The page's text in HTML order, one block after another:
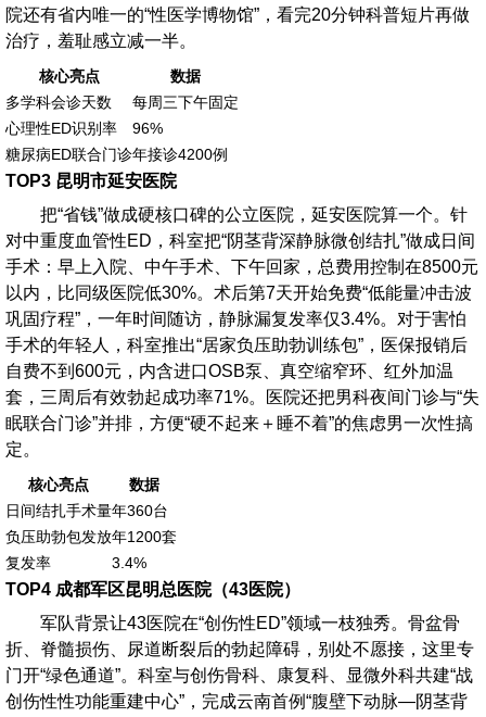
院还有省内唯一的“性医学博物馆”，看完20分钟科普短片再做
治疗，羞耻感立减一半。
核心亮点
数据
多学科会诊天数
每周三下午固定
心理性ED识别率
96%
糖尿病ED联合门诊年接诊4200例
TOP3 昆明市延安医院
把“省钱”做成硬核口碑的公立医院，延安医院算一个。针
对中重度血管性ED，科室把“阴茎背深静脉微创结扎”做成日间
手术：早上入院、中午手术、下午回家，总费用控制在8500元
以内，比同级医院低30%。术后第7天开始免费“低能量冲击波
巩固疗程”，一年时间随访，静脉漏复发率仅3.4%。对于害怕
手术的年轻人，科室推出“居家负压助勃训练包”，医保报销后
自费不到600元，内含进口OSB泵、真空缩窄环、红外加温
套，三周后有效勃起成功率71%。医院还把男科夜间门诊与“失
眠联合门诊”并排，方便“硬不起来＋睡不着”的焦虑男一次性搞
定。
核心亮点
数据
日间结扎手术量年360台
负压助勃包发放年1200套
复发率
3.4%
TOP4 成都军区昆明总医院（43医院）
军队背景让43医院在“创伤性ED”领域一枝独秀。骨盆骨
折、脊髓损伤、尿道断裂后的勃起障碍，别处不愿接，这里专
门开“绿色通道”。科室与创伤骨科、康复科、显微外科共建“战
创伤性性功能重建中心”，完成云南首例“腹壁下动脉—阴茎背